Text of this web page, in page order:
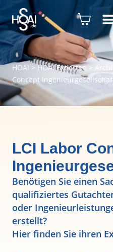
HOAI > HOAI Experten>
Concept
LCI Labor
Benötigen Sie einen
qualifiziertes
oder
erstellt?
Hier finden Sie ihren